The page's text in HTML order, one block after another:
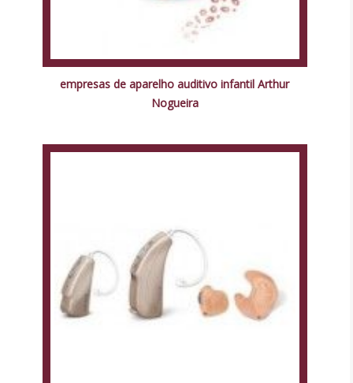
empresas de aparelho auditivo infantil Arthur
Nogueira